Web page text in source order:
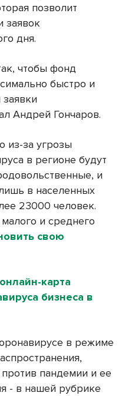
позволит
заявок
дня.
чтобы фонд
быстро и
Андрей Гончаров.
из-за угрозы
в регионе будут
и
в населенных
23000 человек.
и среднего
свою
карта
бизнеса в
в режиме
пандемии и ее
- в нашей рубрике